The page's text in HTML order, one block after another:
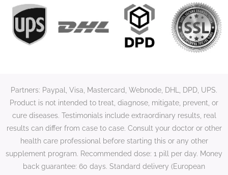
Partners: Paypal, Visa, Mastercard, Webnode, DHL, DPD, UPS.
Product is not intended to treat, diagnose, mitigate, prevent, or
cure diseases. Testimonials include extraordinary results, real
results can differ from case to case. Consult your doctor or other
health care professional before starting this or any other
supplement program. Recommended dose: 1 pill per day. Money
back guarantee: 60 days. Standard delivery (European